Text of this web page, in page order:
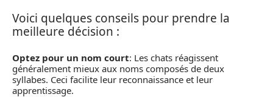
Voici quelques conseils pour prendre la
meilleure décision :
Optez pour un nom court: Les chats réagissent
généralement mieux aux noms composés de deux
syllabes. Ceci facilite leur reconnaissance et leur
apprentissage.